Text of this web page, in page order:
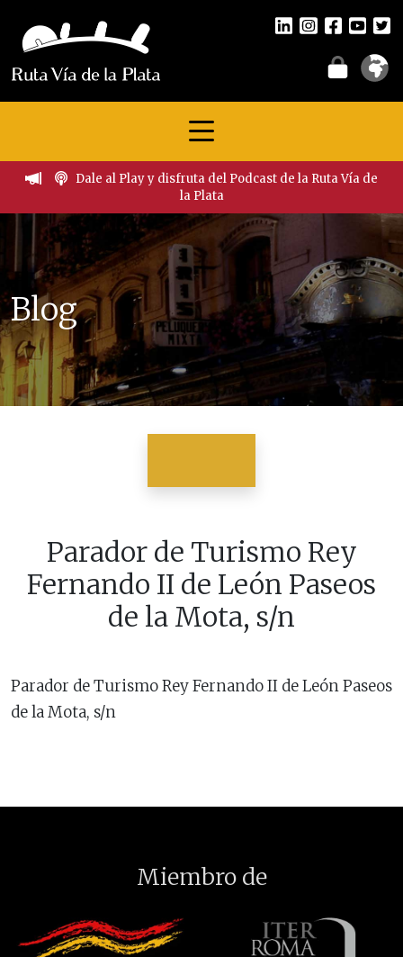
Dale al Play y disfruta del Podcast de la Ruta Vía de
la Plata
Blog
Parador de Turismo Rey
Fernando II de León Paseos
de la Mota, s/n
Parador de Turismo Rey Fernando II de León Paseos
de la Mota, s/n
Miembro de